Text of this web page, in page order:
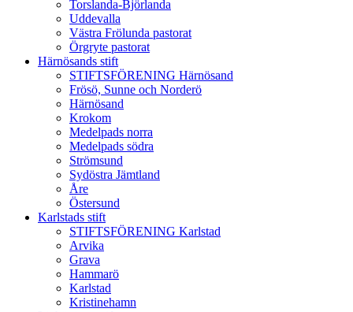
Torslanda-Björlanda
Uddevalla
Västra Frölunda pastorat
Örgryte pastorat
Härnösands stift
STIFTSFÖRENING Härnösand
Frösö, Sunne och Norderö
Härnösand
Krokom
Medelpads norra
Medelpads södra
Strömsund
Sydöstra Jämtland
Åre
Östersund
Karlstads stift
STIFTSFÖRENING Karlstad
Arvika
Grava
Hammarö
Karlstad
Kristinehamn